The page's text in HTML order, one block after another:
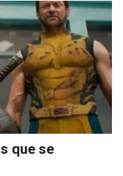
que se